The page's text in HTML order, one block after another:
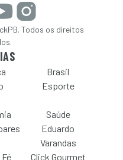
Todos os direitos
Brasil
Esporte
Saúde
Eduardo
Varandas
Click Gourmet